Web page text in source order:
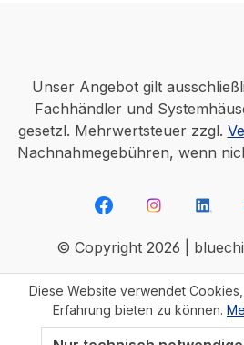
Unser Angebot gilt
Fachhändler und
gesetzl. Mehrwertsteuer zzgl.
Nachnahmegebühren, wenn
© Copyright 2026 |
Diese Website verwendet
Erfahrung bieten zu können.